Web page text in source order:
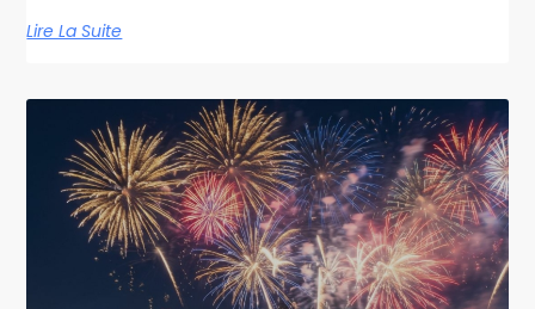
Lire La Suite